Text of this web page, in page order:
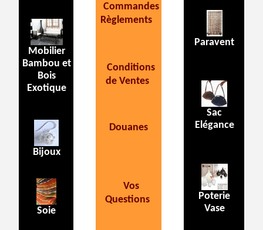
Commandes
Règlements
Conditions
de Ventes
Douanes
Vos
Questions
Mobilier
Bambou et
Bois
Exotique
Bijoux
Soie
Paravent
Sac
Elégance
Poterie
Vase